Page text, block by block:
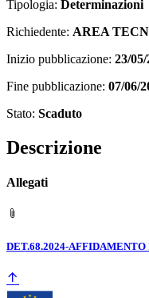
Tipologia: Determinazioni
Richiedente: AREA
Inizio pubblicazione: 23/
Fine pubblicazione: 07/06/
Stato: Scaduto
Descrizione
Allegati
DET.68.2024-